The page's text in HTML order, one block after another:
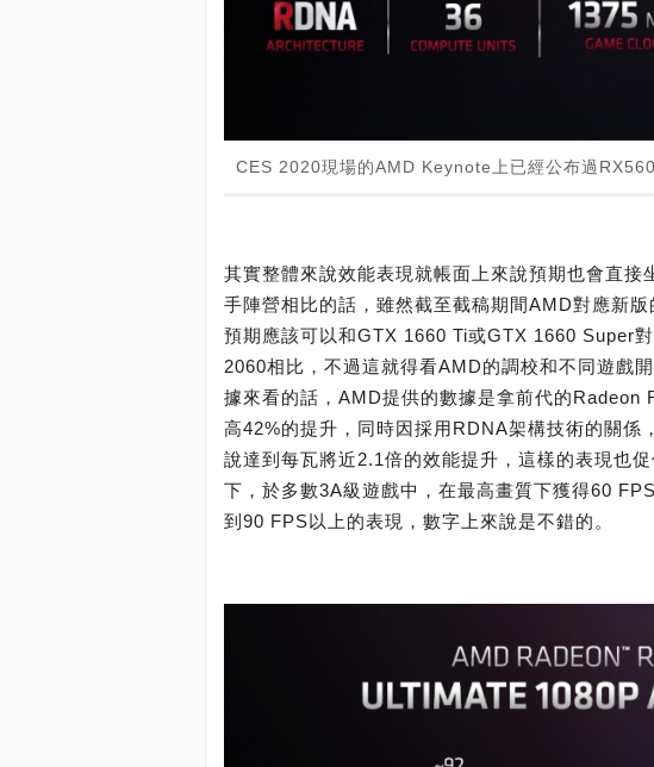
CES 2020現場的AMD Keynote上已經公布過
其實整體來說效能表現就帳面上來說預期也會直
手陣營相比的話，雖然截至截稿期間AMD對應新
預期應該可以和GTX 1660 Ti或GTX 1660 Super
2060相比，不過這就得看AMD的調校和不同遊戲
據來看的話，AMD提供的數據是拿前代的Radeon
高42%的提升，同時因採用RDNA架構技術的關係
說達到每瓦將近2.1倍的效能提升，這樣的表現也
下，於多數3A級遊戲中，在最高畫質下獲得60
到90 FPS以上的表現，數字上來說是不錯的。